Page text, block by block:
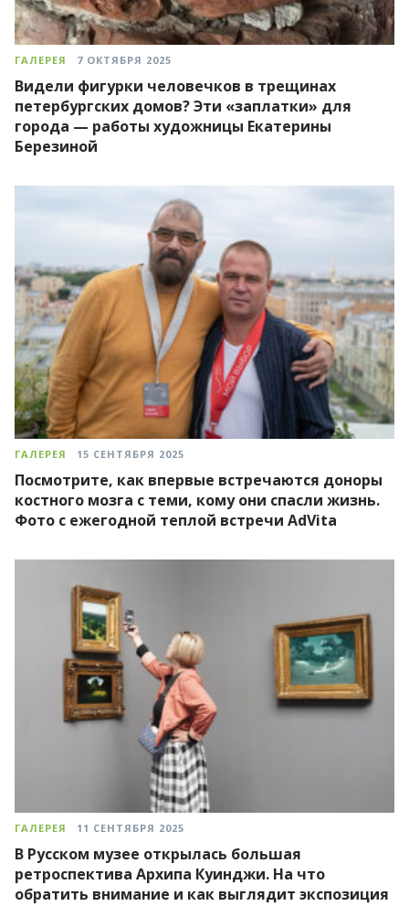
ГАЛЕРЕЯ 7 ОКТЯБРЯ 2025
Видели фигурки человечков в трещинах
петербургских домов? Эти «заплатки» для
города — работы художницы Екатерины
Березиной
ГАЛЕРЕЯ 15 СЕНТЯБРЯ 2025
Посмотрите, как впервые встречаются доноры
костного мозга с теми, кому они спасли жизнь.
Фото с ежегодной теплой встречи AdVita
ГАЛЕРЕЯ 11 СЕНТЯБРЯ 2025
В Русском музее открылась большая
ретроспектива Архипа Куинджи. На что
обратить внимание и как выглядит экспозиция